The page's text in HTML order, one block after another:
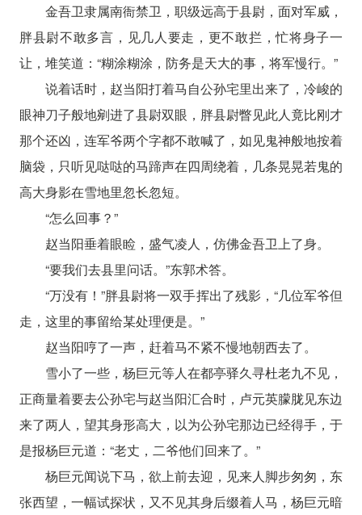
金吾卫隶属南衙禁卫，职级远高于县尉，面对军威，
胖县尉不敢多言，见几人要走，更不敢拦，忙将身子一
让，堆笑道：“糊涂糊涂，防务是天大的事，将军慢行。”
说着话时，赵当阳打着马自公孙宅里出来了，冷峻的
眼神刀子般地剜进了县尉双眼，胖县尉瞥见此人竟比刚才
那个还凶，连军爷两个字都不敢喊了，如见鬼神般地按着
脑袋，只听见哒哒的马蹄声在四周绕着，几条晃晃若鬼的
高大身影在雪地里忽长忽短。
“怎么回事？”
赵当阳垂着眼睑，盛气凌人，仿佛金吾卫上了身。
“要我们去县里问话。”东郭术答。
“万没有！”胖县尉将一双手挥出了残影，“几位军爷但
走，这里的事留给某处理便是。”
赵当阳哼了一声，赶着马不紧不慢地朝西去了。
雪小了一些，杨巨元等人在都亭驿久寻杜老九不见，
正商量着要去公孙宅与赵当阳汇合时，卢元英朦胧见东边
来了两人，望其身形高大，以为公孙宅那边已经得手，于
是报杨巨元道：“老丈，二爷他们回来了。”
杨巨元闻说下马，欲上前去迎，见来人脚步匆匆，东
张西望，一幅试探状，又不见其身后缀着人马，杨巨元暗